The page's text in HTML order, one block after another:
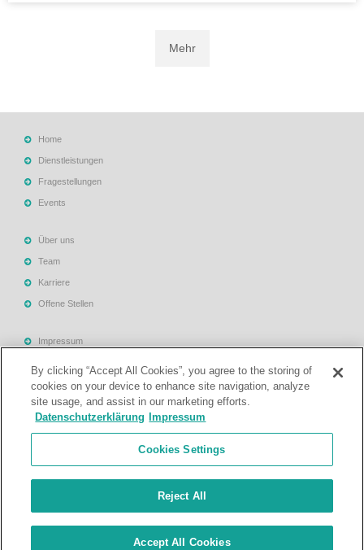
Mehr
Home
Dienstleistungen
Fragestellungen
Events
Über uns
Team
Karriere
Offene Stellen
Impressum
Datenschutzerklärung
Rechtliche Hinweise
By clicking “Accept All Cookies”, you agree to the storing of
cookies on your device to enhance site navigation, analyze
site usage, and assist in our marketing efforts.
Datenschutzerklärung
Impressum
Cookies Settings
Reject All
Accept All Cookies